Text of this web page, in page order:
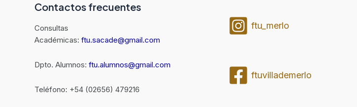
Contactos frecuentes
Consultas
Académicas: ftu.sacade@gmail.com
Dpto. Alumnos: ftu.alumnos@gmail.com
Teléfono: +54 (02656) 479216
ftu_merlo
ftuvillademerlo